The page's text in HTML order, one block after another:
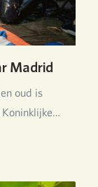
Madrid
oud is